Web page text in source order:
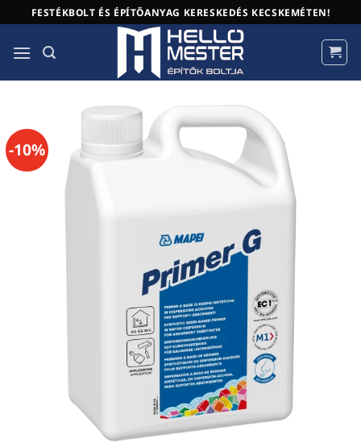
to
content
FESTÉKBOLT ÉS ÉPÍTŐANYAG KERESKEDÉS KECSKEMÉTEN!
-10%